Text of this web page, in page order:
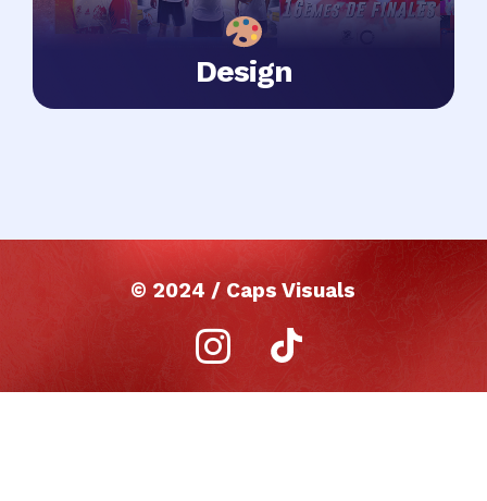
Design
© 2024 / Caps Visuals